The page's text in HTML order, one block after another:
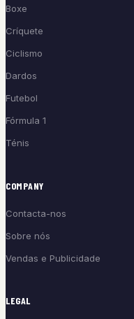
Boxe
Críquete
Ciclismo
Dardos
Futebol
Fórmula 1
Ténis
COMPANY
Contacta-nos
Sobre nós
Vendas e Publicidade
LEGAL